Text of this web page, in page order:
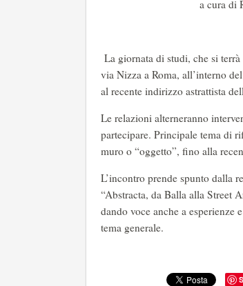
a cura di
La giornata di studi, che si
via Nizza a Roma, all’interno
al recente indirizzo astrattista
Le relazioni alterneranno
partecipare. Principale tema di
muro o “oggetto”, fino alla
L’incontro prende spunto dalla
“Abstracta, da Balla alla Street
dando voce anche a esperienze
tema generale.